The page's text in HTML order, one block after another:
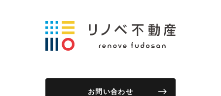
お問い合わせ